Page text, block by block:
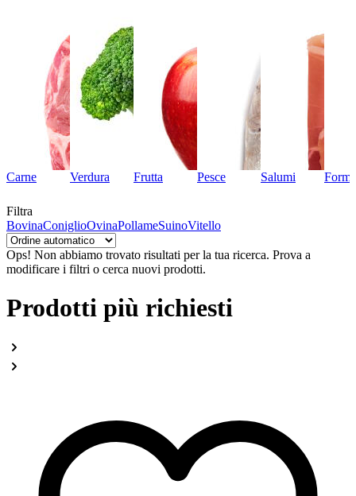
Carne Verdura Frutta Pesce Salumi
Filtra
BovinaConiglioOvinaPollameSuinoVitello
Ops! Non abbiamo trovato risultati per la tua ricerca. Prova a
modificare i filtri o cerca nuovi prodotti.
Prodotti più richiesti